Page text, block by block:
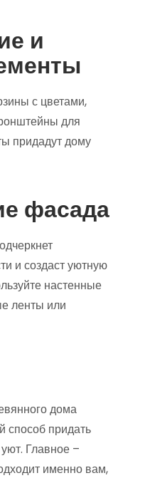
и
с цветами,
для
придадут дому
фасада
и создаст уютную
настенные
ленты или
дома
способ придать
Главное –
именно вам,